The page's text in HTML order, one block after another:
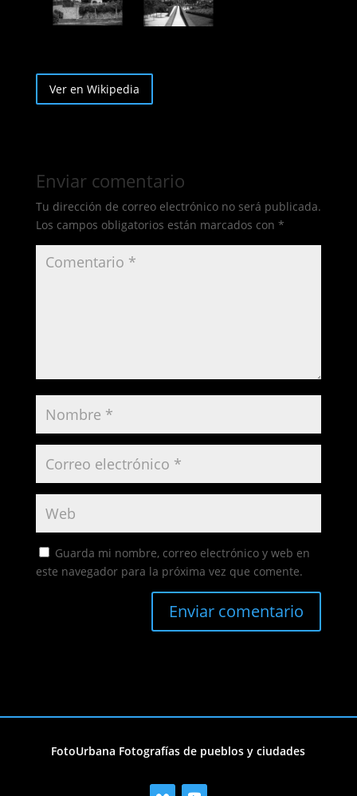
Ver en Wikipedia
Enviar comentario
Tu dirección de correo electrónico no será publicada.
Los campos obligatorios están marcados con *
Guarda mi nombre, correo electrónico y web en
este navegador para la próxima vez que comente.
FotoUrbana Fotografías de pueblos y ciudades